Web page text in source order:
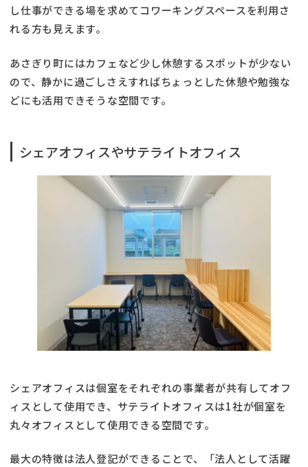
し仕事ができる場を求めてコワーキングスペースを利用さ
れる方も見えます。
あさぎり町にはカフェなど少し休憩するスポットが少ない
ので、静かに過ごしさえすればちょっとした休憩や勉強な
どにも活用できそうな空間です。
シェアオフィスやサテライトオフィス
シェアオフィスは個室をそれぞれの事業者が共有してオフ
ィスとして使用でき、サテライトオフィスは1社が個室を
丸々オフィスとして使用できる空間です。
最大の特徴は法人登記ができることで、「法人として活躍